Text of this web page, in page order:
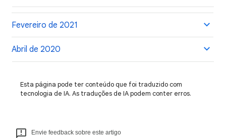
Fevereiro de 2021
Abril de 2020
Esta página pode ter conteúdo que foi traduzido com
tecnologia de IA. As traduções de IA podem conter erros.
Envie feedback sobre este artigo